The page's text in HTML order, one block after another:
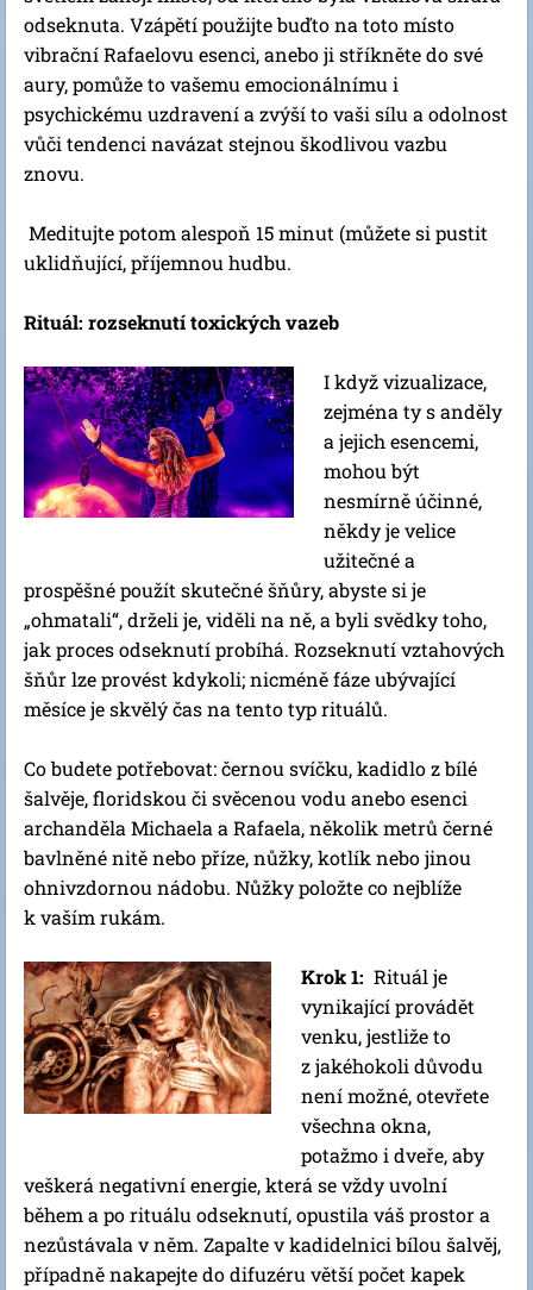
odseknuta. Vzápětí použijte buďto na toto místo
vibrační Rafaelovu esenci, anebo ji stříkněte do své
aury, pomůže to vašemu emocionálnímu i
psychickému uzdravení a zvýší to vaši sílu a odolnost
vůči tendenci navázat stejnou škodlivou vazbu
znovu.
Meditujte potom alespoň 15 minut (můžete si pustit
uklidňující, příjemnou hudbu.
Rituál: rozseknutí toxických vazeb
I když vizualizace,
zejména ty s anděly
a jejich esencemi,
mohou být
nesmírně účinné,
někdy je velice
užitečné a
prospěšné použít skutečné šňůry, abyste si je
„ohmatali“, drželi je, viděli na ně, a byli svědky toho,
jak proces odseknutí probíhá. Rozseknutí vztahových
šňůr lze provést kdykoli; nicméně fáze ubývající
měsíce je skvělý čas na tento typ rituálů.
Co budete potřebovat: černou svíčku, kadidlo z bílé
šalvěje, floridskou či svěcenou vodu anebo esenci
archanděla Michaela a Rafaela, několik metrů černé
bavlněné nitě nebo příze, nůžky, kotlík nebo jinou
ohnivzdornou nádobu. Nůžky položte co nejblíže
k vaším rukám.
Krok 1: Rituál je
vynikající provádět
venku, jestliže to
z jakéhokoli důvodu
není možné, otevřete
všechna okna,
potažmo i dveře, aby
veškerá negativní energie, která se vždy uvolní
během a po rituálu odseknutí, opustila váš prostor a
nezůstávala v něm. Zapalte v kadidelnici bílou šalvěj,
případně nakapejte do difuzéru větší počet kapek